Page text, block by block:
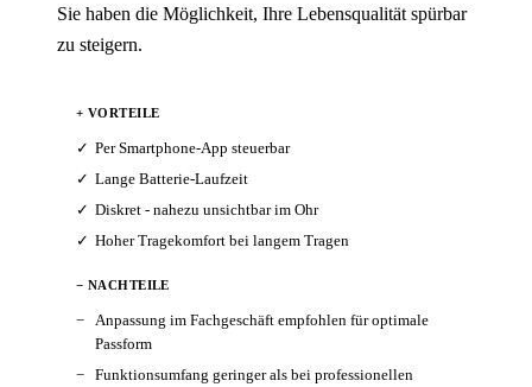
Sie haben die Möglichkeit, Ihre Lebensqualität spürbar
zu steigern.
+ VORTEILE
Per Smartphone-App steuerbar
Lange Batterie-Laufzeit
Diskret - nahezu unsichtbar im Ohr
Hoher Tragekomfort bei langem Tragen
− NACHTEILE
Anpassung im Fachgeschäft empfohlen für optimale
Passform
Funktionsumfang geringer als bei professionellen